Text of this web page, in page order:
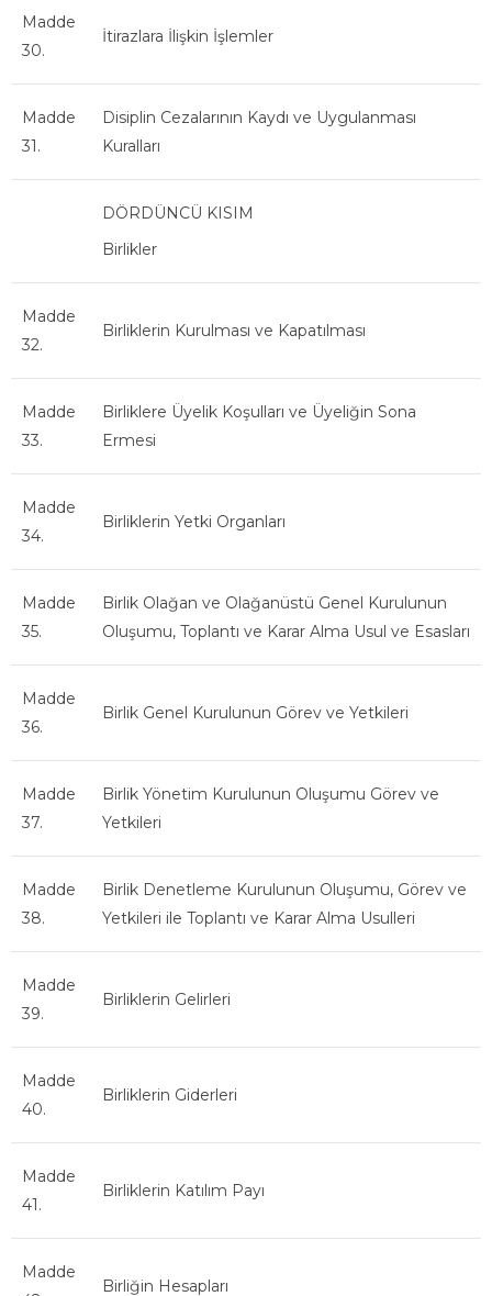
Madde
30.
İtirazlara İlişkin İşlemler
Madde
31.
Disiplin Cezalarının Kaydı ve Uygulanması
Kuralları
DÖRDÜNCÜ KISIM
Birlikler
Madde
32.
Birliklerin Kurulması ve Kapatılması
Madde
33.
Birliklere Üyelik Koşulları ve Üyeliğin Sona
Ermesi
Madde
34.
Birliklerin Yetki Organları
Madde
35.
Birlik Olağan ve Olağanüstü Genel Kurulunun
Oluşumu, Toplantı ve Karar Alma Usul ve Esasları
Madde
36.
Birlik Genel Kurulunun Görev ve Yetkileri
Madde
37.
Birlik Yönetim Kurulunun Oluşumu Görev ve
Yetkileri
Madde
38.
Birlik Denetleme Kurulunun Oluşumu, Görev ve
Yetkileri ile Toplantı ve Karar Alma Usulleri
Madde
39.
Birliklerin Gelirleri
Madde
40.
Birliklerin Giderleri
Madde
41.
Birliklerin Katılım Payı
Madde
Birliğin Hesapları